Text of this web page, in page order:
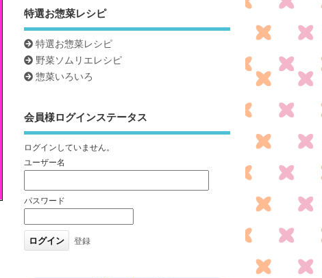
特選お惣菜レシピ
特選お惣菜レシピ
野菜ソムリエレシピ
惣菜いろいろ
会員様ログインステータス
ログインしていません。
ユーザー名
パスワード
登録